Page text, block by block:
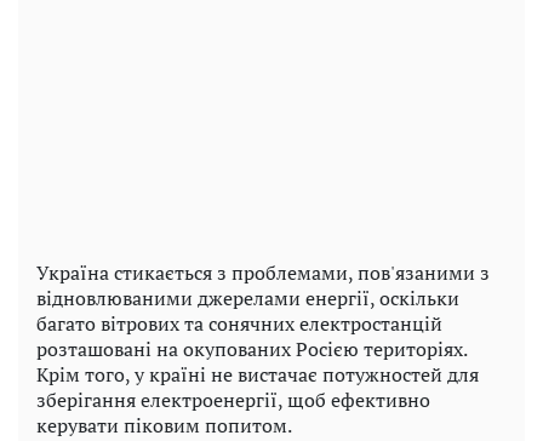
Україна стикається з проблемами, пов'язаними з
відновлюваними джерелами енергії, оскільки
багато вітрових та сонячних електростанцій
розташовані на окупованих Росією територіях.
Крім того, у країні не вистачає потужностей для
зберігання електроенергії, щоб ефективно
керувати піковим попитом.